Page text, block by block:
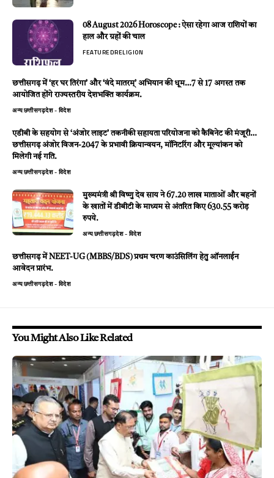
08 August 2026 Horoscope : ऐसा रहेगा आज राशियों का
हाल और ग्रहों की चाल
FEATUREDRELIGION
छत्तीसगढ़ में ‘हर घर तिरंगा’ और ‘वंदे मातरम्’ अभियान की धूम…7 से 17 अगस्त तक
आयोजित होंगे राज्यस्तरीय देशभक्ति कार्यक्रम.
अन्यछत्तीसगढ़देश - विदेश
एडीबी के सहयोग से ‘अंजोर लाइट’ तकनीकी सहायता परियोजना को कैबिनेट की मंजूरी…
छत्तीसगढ़ अंजोर विजन-2047 के प्रभावी क्रियान्वयन, मॉनिटरिंग और मूल्यांकन को
मिलेगी नई गति.
अन्यछत्तीसगढ़देश - विदेश
मुख्यमंत्री श्री विष्णु देव साय ने 67.20 लाख माताओं और बहनों
के खातों में डीबीटी के माध्यम से अंतरित किए 630.55 करोड़
रुपये.
अन्यछत्तीसगढ़देश - विदेश
छत्तीसगढ़ में NEET-UG (MBBS/BDS) प्रथम चरण काउंसिलिंग हेतु ऑनलाईन
आवेदन प्रारंभ.
अन्यछत्तीसगढ़देश - विदेश
You Might Also Like Related